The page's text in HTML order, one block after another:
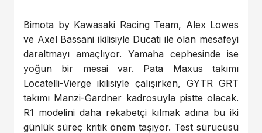
Bimota by Kawasaki Racing Team, Alex Lowes
ve Axel Bassani ikilisiyle Ducati ile olan mesafeyi
daraltmayı amaçlıyor. Yamaha cephesinde ise
yoğun bir mesai var. Pata Maxus takımı
Locatelli-Vierge ikilisiyle çalışırken, GYTR GRT
takımı Manzi-Gardner kadrosuyla pistte olacak.
R1 modelini daha rekabetçi kılmak adına bu iki
günlük süreç kritik önem taşıyor. Test sürücüsü